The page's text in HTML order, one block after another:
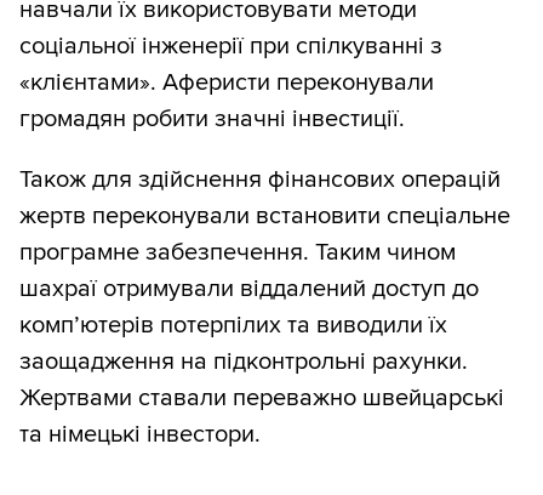
навчали їх використовувати методи
соціальної інженерії при спілкуванні з
«клієнтами». Аферисти переконували
громадян робити значні інвестиції.
Також для здійснення фінансових операцій
жертв переконували встановити спеціальне
програмне забезпечення. Таким чином
шахраї отримували віддалений доступ до
комп’ютерів потерпілих та виводили їх
заощадження на підконтрольні рахунки.
Жертвами ставали переважно швейцарські
та німецькі інвестори.